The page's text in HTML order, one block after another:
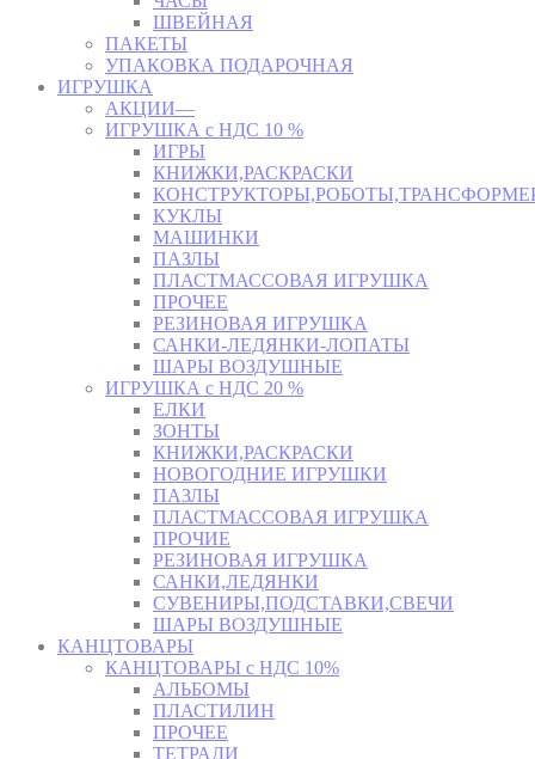
ШВЕЙНАЯ
ПАКЕТЫ
УПАКОВКА ПОДАРОЧНАЯ
ИГРУШКА
АКЦИИ—
ИГРУШКА с НДС 10 %
ИГРЫ
КНИЖКИ,РАСКРАСКИ
КУКЛЫ
МАШИНКИ
ПАЗЛЫ
ПЛАСТМАССОВАЯ ИГРУШКА
ПРОЧЕЕ
РЕЗИНОВАЯ ИГРУШКА
САНКИ-ЛЕДЯНКИ-ЛОПАТЫ
ШАРЫ ВОЗДУШНЫЕ
ИГРУШКА с НДС 20 %
ЕЛКИ
ЗОНТЫ
КНИЖКИ,РАСКРАСКИ
НОВОГОДНИЕ ИГРУШКИ
ПАЗЛЫ
ПЛАСТМАССОВАЯ ИГРУШКА
ПРОЧИЕ
РЕЗИНОВАЯ ИГРУШКА
САНКИ,ЛЕДЯНКИ
СУВЕНИРЫ,ПОДСТАВКИ,СВЕЧИ
ШАРЫ ВОЗДУШНЫЕ
КАНЦТОВАРЫ
КАНЦТОВАРЫ с НДС 10%
АЛЬБОМЫ
ПЛАСТИЛИН
ПРОЧЕЕ
ТЕТРАДИ